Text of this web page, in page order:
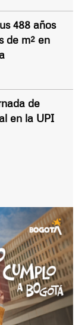
488 años
de m² en
de
en la UPI